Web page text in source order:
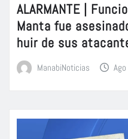
ALARMANTE |
Manta fue
huir de sus
ManabiNoticias